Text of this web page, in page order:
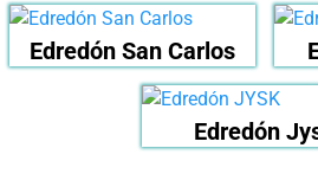
Edredón San Carlos
Edredón